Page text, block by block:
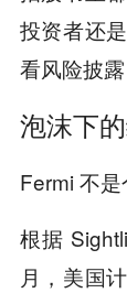
投资者还
看风险披
泡沫下
Fermi 不是
根据
月，美国